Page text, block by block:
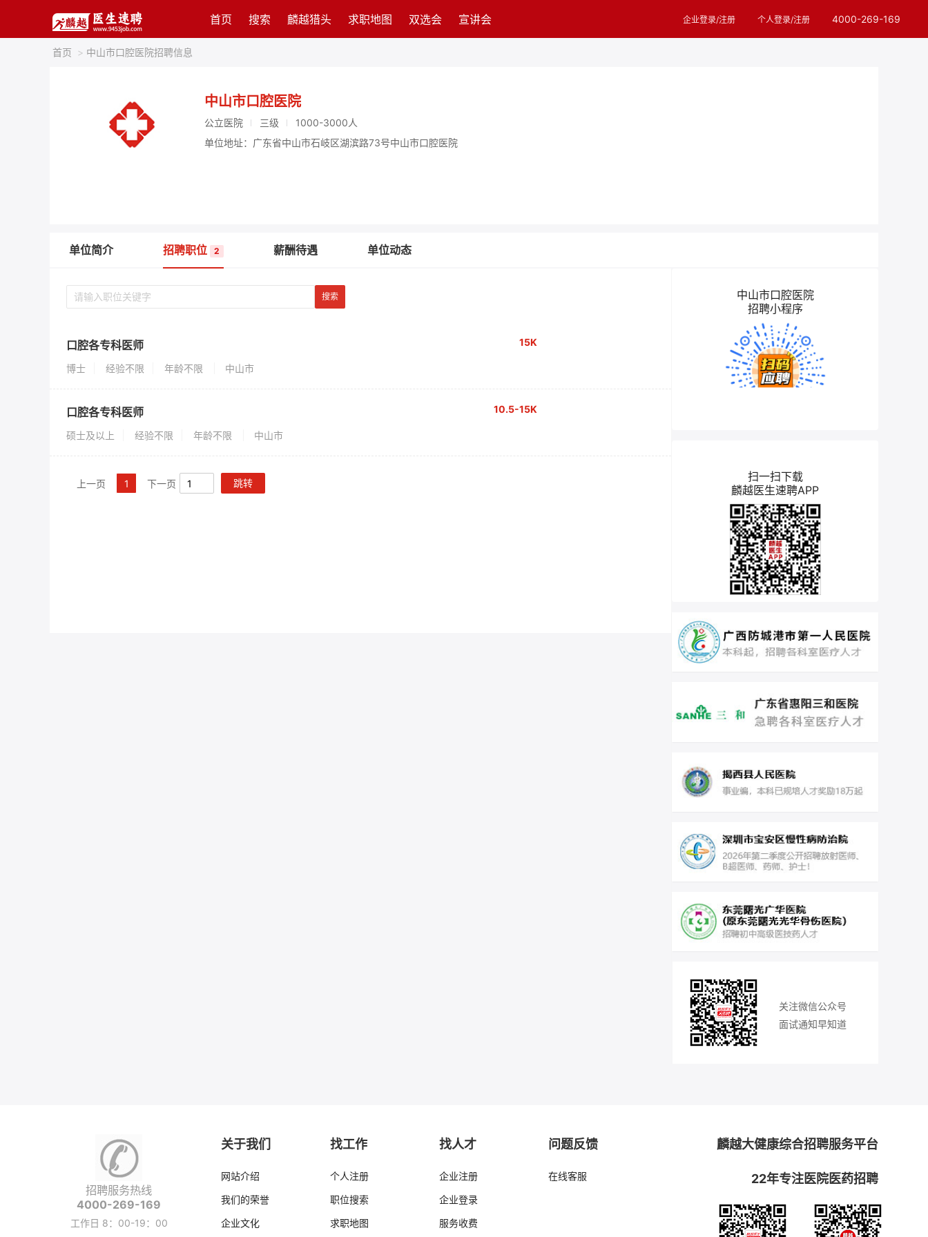
首页 搜索 麟越猎头 求职地图 双选会 宣讲会 企业登录/注册 个人登录/注册 4000-269-169
首页 > 中山市口腔医院招聘信息
中山市口腔医院
公立医院 三级
1000-3000人
单位地址：广东省中山市石岐区湖滨路73号中山市口腔医院
单位简介 招聘职位 2 薪酬待遇 单位动态
口腔各专科医师 15K
博士 经验不限 年龄不限 中山市
口腔各专科医师 10.5-15K
硕士及以上 经验不限 年龄不限 中山市
上一页 1 下一页 跳转
中山市口腔医院
招聘小程序
扫一扫下载
麟越医生速聘APP
关注微信公众号
面试通知早知道
招聘服务热线
4000-269-169
工作日 8：00-19：00
关于我们
网站介绍
我们的荣誉
企业文化
找工作
个人注册
职位搜索
求职地图
找人才
企业注册
企业登录
服务收费
问题反馈
在线客服
麟越大健康综合招聘服务平台
22年专注医院医药招聘